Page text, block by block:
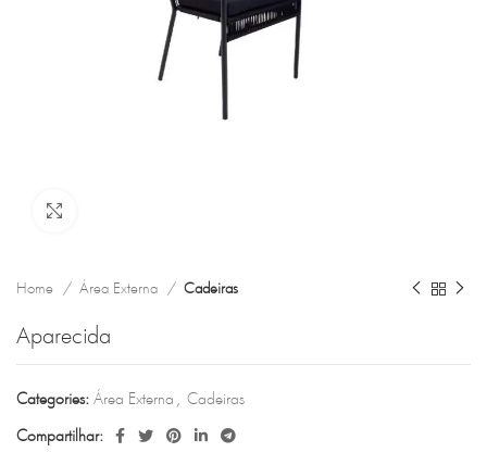
Home Área Externa Cadeiras
Aparecida
Categories: Área Externa , Cadeiras
Compartilhar: